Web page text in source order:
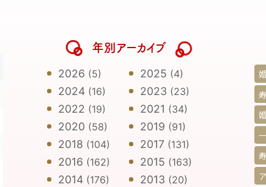
年別アーカイブ
2026 (5) 2025 (4)
2024(16) 2023 (23)
2022 (19) 2021 (34)
2020 (58) 2019 (91)
2018 (104) 2017 (131)
2016 (162) 2015 (163)
2014(176) 2013 (20)